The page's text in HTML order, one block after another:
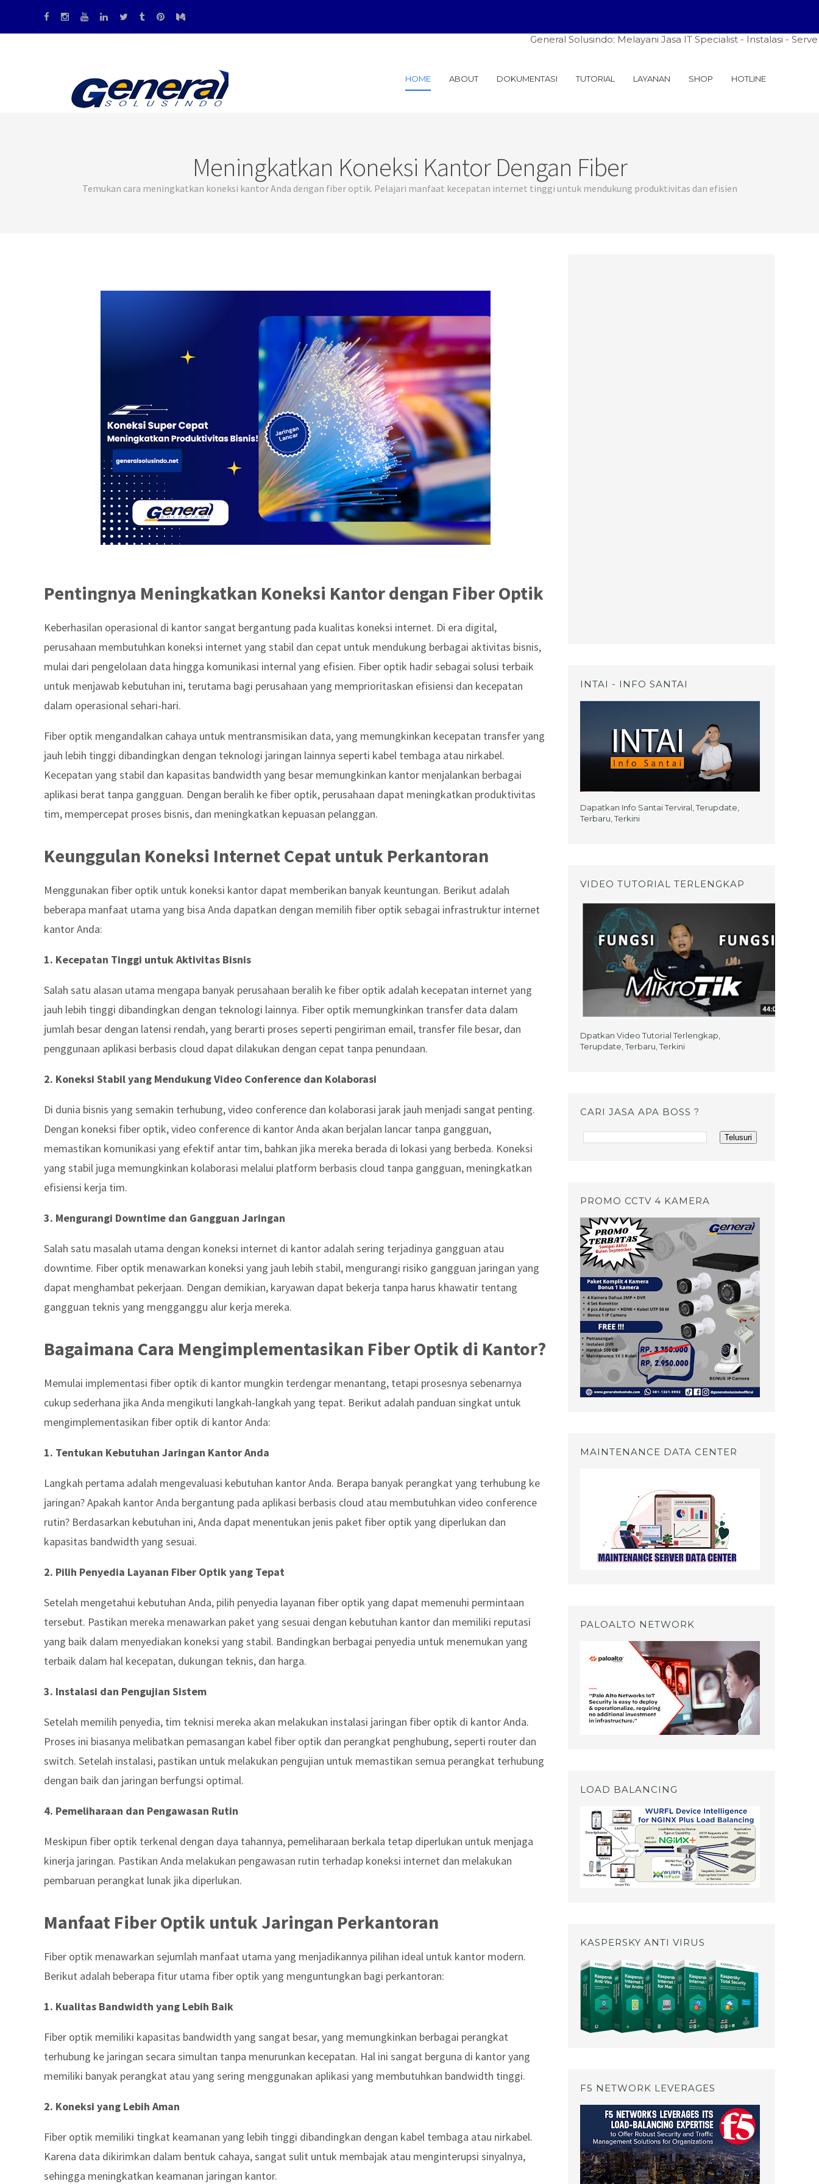
General Solusindo: Melayani Jasa IT Specialist - Instalasi - Server –
HOME ABOUT DOKUMENTASI TUTORIAL LAYANAN SHOP HOTLINE
Meningkatkan Koneksi Kantor Dengan Fiber
Temukan cara meningkatkan koneksi kantor Anda dengan fiber optik. Pelajari manfaat kecepatan internet tinggi untuk mendukung produktivitas dan efisien
Pentingnya Meningkatkan Koneksi Kantor dengan Fiber Optik
Keberhasilan operasional di kantor sangat bergantung pada kualitas koneksi internet. Di era digital,
perusahaan membutuhkan koneksi internet yang stabil dan cepat untuk mendukung berbagai aktivitas bisnis,
mulai dari pengelolaan data hingga komunikasi internal yang efisien. Fiber optik hadir sebagai solusi terbaik
untuk menjawab kebutuhan ini, terutama bagi perusahaan yang memprioritaskan efisiensi dan kecepatan
dalam operasional sehari-hari.
Fiber optik mengandalkan cahaya untuk mentransmisikan data, yang memungkinkan kecepatan transfer yang
jauh lebih tinggi dibandingkan dengan teknologi jaringan lainnya seperti kabel tembaga atau nirkabel.
Kecepatan yang stabil dan kapasitas bandwidth yang besar memungkinkan kantor menjalankan berbagai
aplikasi berat tanpa gangguan. Dengan beralih ke fiber optik, perusahaan dapat meningkatkan produktivitas
tim, mempercepat proses bisnis, dan meningkatkan kepuasan pelanggan.
Keunggulan Koneksi Internet Cepat untuk Perkantoran
Menggunakan fiber optik untuk koneksi kantor dapat memberikan banyak keuntungan. Berikut adalah
beberapa manfaat utama yang bisa Anda dapatkan dengan memilih fiber optik sebagai infrastruktur internet
kantor Anda:
1. Kecepatan Tinggi untuk Aktivitas Bisnis
Salah satu alasan utama mengapa banyak perusahaan beralih ke fiber optik adalah kecepatan internet yang
jauh lebih tinggi dibandingkan dengan teknologi lainnya. Fiber optik memungkinkan transfer data dalam
jumlah besar dengan latensi rendah, yang berarti proses seperti pengiriman email, transfer file besar, dan
penggunaan aplikasi berbasis cloud dapat dilakukan dengan cepat tanpa penundaan.
2. Koneksi Stabil yang Mendukung Video Conference dan Kolaborasi
Di dunia bisnis yang semakin terhubung, video conference dan kolaborasi jarak jauh menjadi sangat penting.
Dengan koneksi fiber optik, video conference di kantor Anda akan berjalan lancar tanpa gangguan,
memastikan komunikasi yang efektif antar tim, bahkan jika mereka berada di lokasi yang berbeda. Koneksi
yang stabil juga memungkinkan kolaborasi melalui platform berbasis cloud tanpa gangguan, meningkatkan
efisiensi kerja tim.
3. Mengurangi Downtime dan Gangguan Jaringan
Salah satu masalah utama dengan koneksi internet di kantor adalah sering terjadinya gangguan atau
downtime. Fiber optik menawarkan koneksi yang jauh lebih stabil, mengurangi risiko gangguan jaringan yang
dapat menghambat pekerjaan. Dengan demikian, karyawan dapat bekerja tanpa harus khawatir tentang
gangguan teknis yang mengganggu alur kerja mereka.
Bagaimana Cara Mengimplementasikan Fiber Optik di Kantor?
Memulai implementasi fiber optik di kantor mungkin terdengar menantang, tetapi prosesnya sebenarnya
cukup sederhana jika Anda mengikuti langkah-langkah yang tepat. Berikut adalah panduan singkat untuk
mengimplementasikan fiber optik di kantor Anda:
1. Tentukan Kebutuhan Jaringan Kantor Anda
Langkah pertama adalah mengevaluasi kebutuhan kantor Anda. Berapa banyak perangkat yang terhubung ke
jaringan? Apakah kantor Anda bergantung pada aplikasi berbasis cloud atau membutuhkan video conference
rutin? Berdasarkan kebutuhan ini, Anda dapat menentukan jenis paket fiber optik yang diperlukan dan
kapasitas bandwidth yang sesuai.
2. Pilih Penyedia Layanan Fiber Optik yang Tepat
Setelah mengetahui kebutuhan Anda, pilih penyedia layanan fiber optik yang dapat memenuhi permintaan
tersebut. Pastikan mereka menawarkan paket yang sesuai dengan kebutuhan kantor dan memiliki reputasi
yang baik dalam menyediakan koneksi yang stabil. Bandingkan berbagai penyedia untuk menemukan yang
terbaik dalam hal kecepatan, dukungan teknis, dan harga.
3. Instalasi dan Pengujian Sistem
Setelah memilih penyedia, tim teknisi mereka akan melakukan instalasi jaringan fiber optik di kantor Anda.
Proses ini biasanya melibatkan pemasangan kabel fiber optik dan perangkat penghubung, seperti router dan
switch. Setelah instalasi, pastikan untuk melakukan pengujian untuk memastikan semua perangkat terhubung
dengan baik dan jaringan berfungsi optimal.
4. Pemeliharaan dan Pengawasan Rutin
Meskipun fiber optik terkenal dengan daya tahannya, pemeliharaan berkala tetap diperlukan untuk menjaga
kinerja jaringan. Pastikan Anda melakukan pengawasan rutin terhadap koneksi internet dan melakukan
pembaruan perangkat lunak jika diperlukan.
Manfaat Fiber Optik untuk Jaringan Perkantoran
Fiber optik menawarkan sejumlah manfaat utama yang menjadikannya pilihan ideal untuk kantor modern.
Berikut adalah beberapa fitur utama fiber optik yang menguntungkan bagi perkantoran:
1. Kualitas Bandwidth yang Lebih Baik
Fiber optik memiliki kapasitas bandwidth yang sangat besar, yang memungkinkan berbagai perangkat
terhubung ke jaringan secara simultan tanpa menurunkan kecepatan. Hal ini sangat berguna di kantor yang
memiliki banyak perangkat atau yang sering menggunakan aplikasi yang membutuhkan bandwidth tinggi.
2. Koneksi yang Lebih Aman
Fiber optik memiliki tingkat keamanan yang lebih tinggi dibandingkan dengan kabel tembaga atau nirkabel.
Karena data dikirimkan dalam bentuk cahaya, sangat sulit untuk membajak atau menginterupsi sinyalnya,
sehingga meningkatkan keamanan jaringan kantor.
INTAI - INFO SANTAI
Dapatkan Info Santai Terviral, Terupdate,
Terbaru, Terkini
VIDEO TUTORIAL TERLENGKAP
Dpatkan Video Tutorial Terlengkap,
Terupdate, Terbaru, Terkini
CARI JASA APA BOSS ?
PROMO CCTV 4 KAMERA
MAINTENANCE DATA CENTER
PALOALTO NETWORK
LOAD BALANCING
KASPERSKY ANTI VIRUS
F5 NETWORK LEVERAGES